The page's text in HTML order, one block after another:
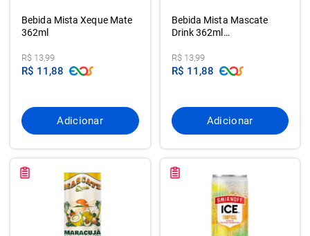
Bebida Mista Xeque Mate
362ml
R$ 13,99
R$ 11,88
Adicionar
Bebida Mista Mascate
Drink 362ml
R$ 13,99
R$ 11,88
Adicionar